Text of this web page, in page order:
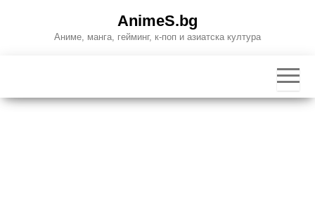
AnimeS.bg
Аниме, манга, гейминг, к-поп и азиатска култура